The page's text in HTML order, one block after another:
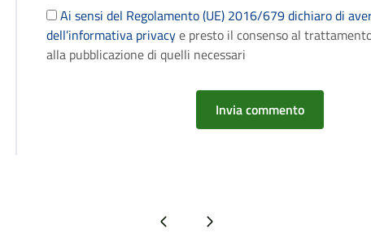
Ai sensi del Regolamento (UE) 2016/679 dichiaro di
dell’informativa privacye presto il consenso al
alla pubblicazione di quelli necessari
Pagina precedentePagina successiva